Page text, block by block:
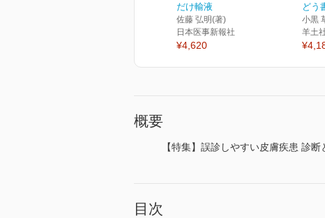
だけ輸液
佐藤 弘明(著)
日本医事新報社
¥4,620
どう
小黒
羊土
概要
【特集】誤診しやすい皮膚疾患 診
目次